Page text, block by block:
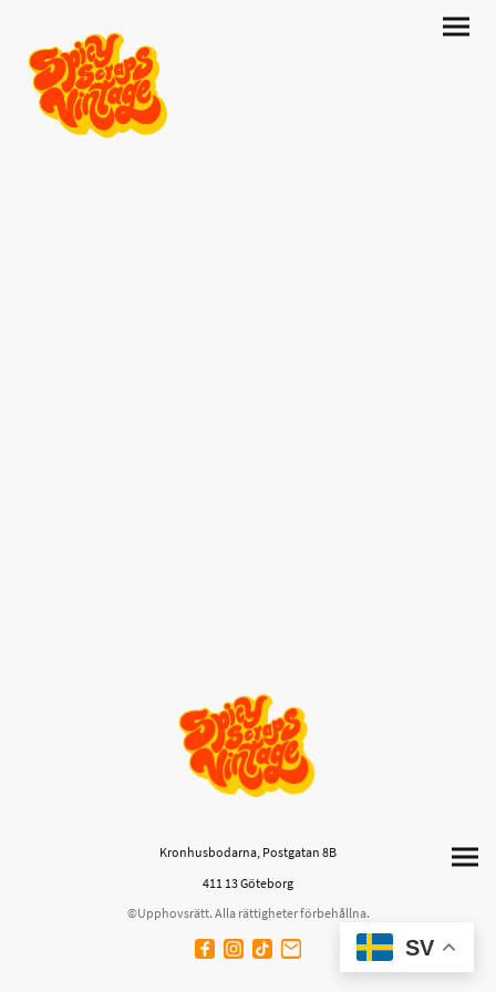
Kronhusbodarna, Postgatan 8B
411 13 Göteborg
©Upphovsrätt. Alla rättigheter förbehållna.
SV